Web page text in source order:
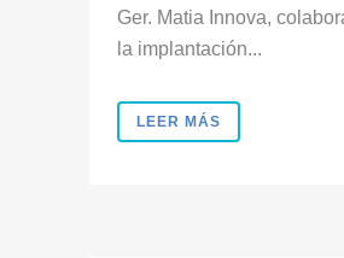
Ger. Matia Innova,
la implantación...
LEER MÁS